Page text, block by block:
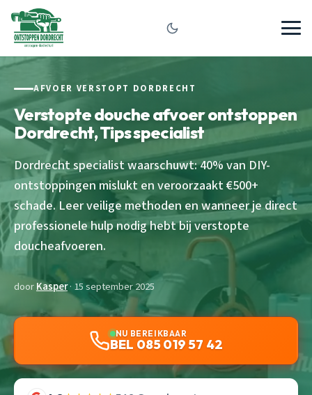
AFVOER VERSTOPT DORDRECHT
Verstopte douche afvoer ontstoppen
Dordrecht, Tips specialist
Dordrecht specialist waarschuwt: 40% van DIY-
ontstoppingen mislukt en veroorzaakt €500+
schade. Leer veilige methoden en wanneer je direct
professionele hulp nodig hebt bij verstopte
doucheafvoeren.
doorKasper· 15 september 2025
NU BEREIKBAAR
BEL 085 019 57 42